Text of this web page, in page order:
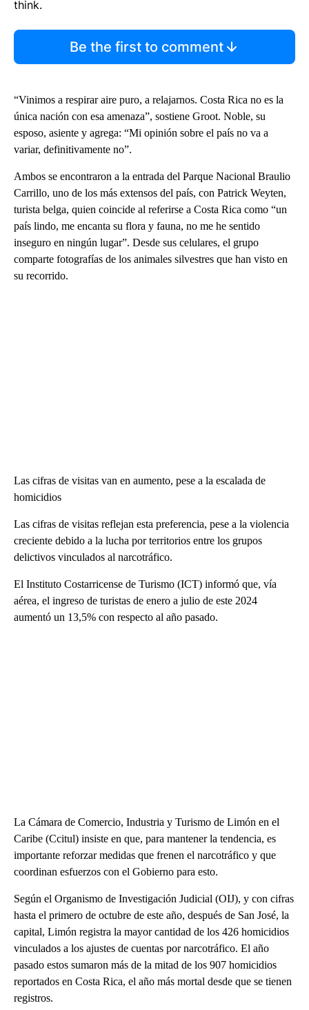
think.
Be the first to comment
“Vinimos a respirar aire puro, a relajarnos. Costa Rica no es la
única nación con esa amenaza”, sostiene Groot. Noble, su
esposo, asiente y agrega: “Mi opinión sobre el país no va a
variar, definitivamente no”.
Ambos se encontraron a la entrada del Parque Nacional Braulio
Carrillo, uno de los más extensos del país, con Patrick Weyten,
turista belga, quien coincide al referirse a Costa Rica como “un
país lindo, me encanta su flora y fauna, no me he sentido
inseguro en ningún lugar”. Desde sus celulares, el grupo
comparte fotografías de los animales silvestres que han visto en
su recorrido.
Las cifras de visitas van en aumento, pese a la escalada de
homicidios
Las cifras de visitas reflejan esta preferencia, pese a la violencia
creciente debido a la lucha por territorios entre los grupos
delictivos vinculados al narcotráfico.
El Instituto Costarricense de Turismo (ICT) informó que, vía
aérea, el ingreso de turistas de enero a julio de este 2024
aumentó un 13,5% con respecto al año pasado.
La Cámara de Comercio, Industria y Turismo de Limón en el
Caribe (Ccitul) insiste en que, para mantener la tendencia, es
importante reforzar medidas que frenen el narcotráfico y que
coordinan esfuerzos con el Gobierno para esto.
Según el Organismo de Investigación Judicial (OIJ), y con cifras
hasta el primero de octubre de este año, después de San José, la
capital, Limón registra la mayor cantidad de los 426 homicidios
vinculados a los ajustes de cuentas por narcotráfico. El año
pasado estos sumaron más de la mitad de los 907 homicidios
reportados en Costa Rica, el año más mortal desde que se tienen
registros.